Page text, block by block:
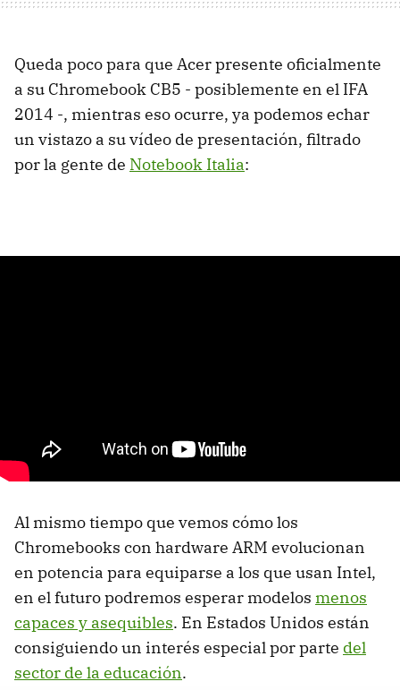
Queda poco para que Acer presente oficialmente
a su Chromebook CB5 - posiblemente en el IFA
2014 -, mientras eso ocurre, ya podemos echar
un vistazo a su vídeo de presentación, filtrado
por la gente de Notebook Italia:
Al mismo tiempo que vemos cómo los
Chromebooks con hardware ARM evolucionan
en potencia para equiparse a los que usan Intel,
en el futuro podremos esperar modelos menos
capaces y asequibles. En Estados Unidos están
consiguiendo un interés especial por parte del
sector de la educación.